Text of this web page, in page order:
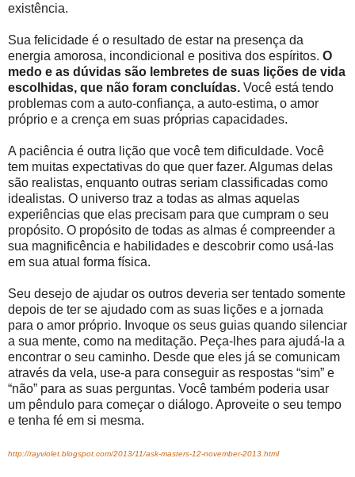
existência.
Sua felicidade é o resultado de estar na presença da
energia amorosa, incondicional e positiva dos espíritos. O
medo e as dúvidas são lembretes de suas lições de vida
escolhidas, que não foram concluídas. Você está tendo
problemas com a auto-confiança, a auto-estima, o amor
próprio e a crença em suas próprias capacidades.
A paciência é outra lição que você tem dificuldade. Você
tem muitas expectativas do que quer fazer. Algumas delas
são realistas, enquanto outras seriam classificadas como
idealistas. O universo traz a todas as almas aquelas
experiências que elas precisam para que cumpram o seu
propósito. O propósito de todas as almas é compreender a
sua magnificência e habilidades e descobrir como usá-las
em sua atual forma física.
Seu desejo de ajudar os outros deveria ser tentado somente
depois de ter se ajudado com as suas lições e a jornada
para o amor próprio. Invoque os seus guias quando silenciar
a sua mente, como na meditação. Peça-lhes para ajudá-la a
encontrar o seu caminho. Desde que eles já se comunicam
através da vela, use-a para conseguir as respostas “sim” e
“não” para as suas perguntas. Você também poderia usar
um pêndulo para começar o diálogo. Aproveite o seu tempo
e tenha fé em si mesma.
http://rayviolet.blogspot.com/2013/11/ask-masters-12-november-2013.html